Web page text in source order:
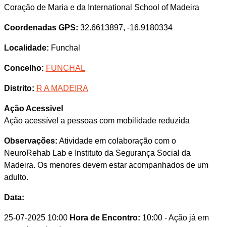
Coração de Maria e da International School of Madeira
Coordenadas GPS: 32.6613897, -16.9180334
Localidade: Funchal
Concelho: FUNCHAL
Distrito: R A MADEIRA
Ação Acessivel
Ação acessível a pessoas com mobilidade reduzida
Observações: Atividade em colaboração com o
NeuroRehab Lab e Instituto da Segurança Social da
Madeira. Os menores devem estar acompanhados de um
adulto.
Data:
25-07-2025 10:00 Hora de Encontro: 10:00 - Ação já em